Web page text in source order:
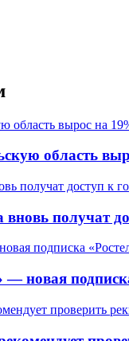
область
получат
новая